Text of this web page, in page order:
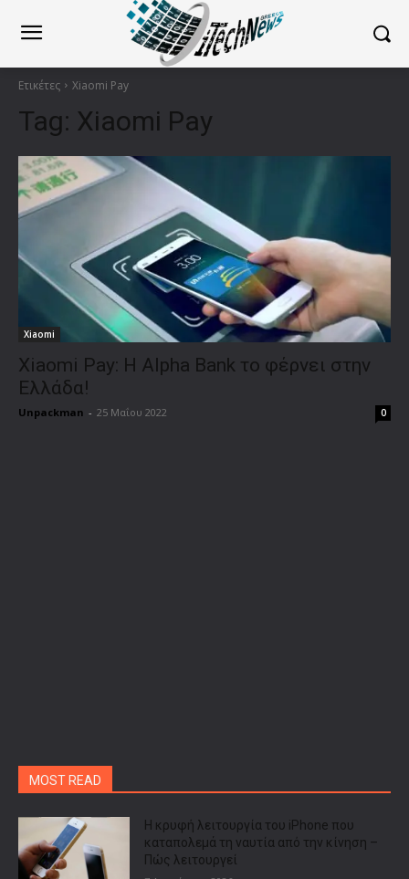
Ετικέτες Xiaomi Pay
Tag: Xiaomi Pay
Xiaomi
Xiaomi Pay: Η Alpha Bank το φέρνει στην
Ελλάδα!
Unpackman - 25 Μαΐου 2022 0
MOST READ
Η κρυφή λειτουργία του iPhone που
καταπολεμά τη ναυτία από την κίνηση –
Πώς λειτουργεί